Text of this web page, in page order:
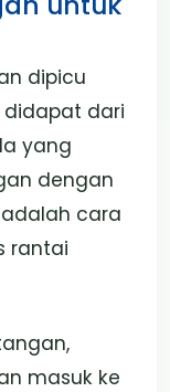
dipicu
didapat dari
yang
dengan
cara
rantai
masuk ke